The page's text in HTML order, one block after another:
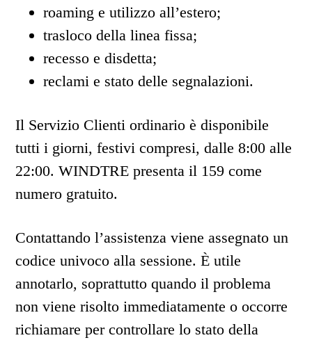
roaming e utilizzo all’estero;
trasloco della linea fissa;
recesso e disdetta;
reclami e stato delle segnalazioni.
Il Servizio Clienti ordinario è disponibile
tutti i giorni, festivi compresi, dalle 8:00 alle
22:00. WINDTRE presenta il 159 come
numero gratuito.
Contattando l’assistenza viene assegnato un
codice univoco alla sessione. È utile
annotarlo, soprattutto quando il problema
non viene risolto immediatamente o occorre
richiamare per controllare lo stato della